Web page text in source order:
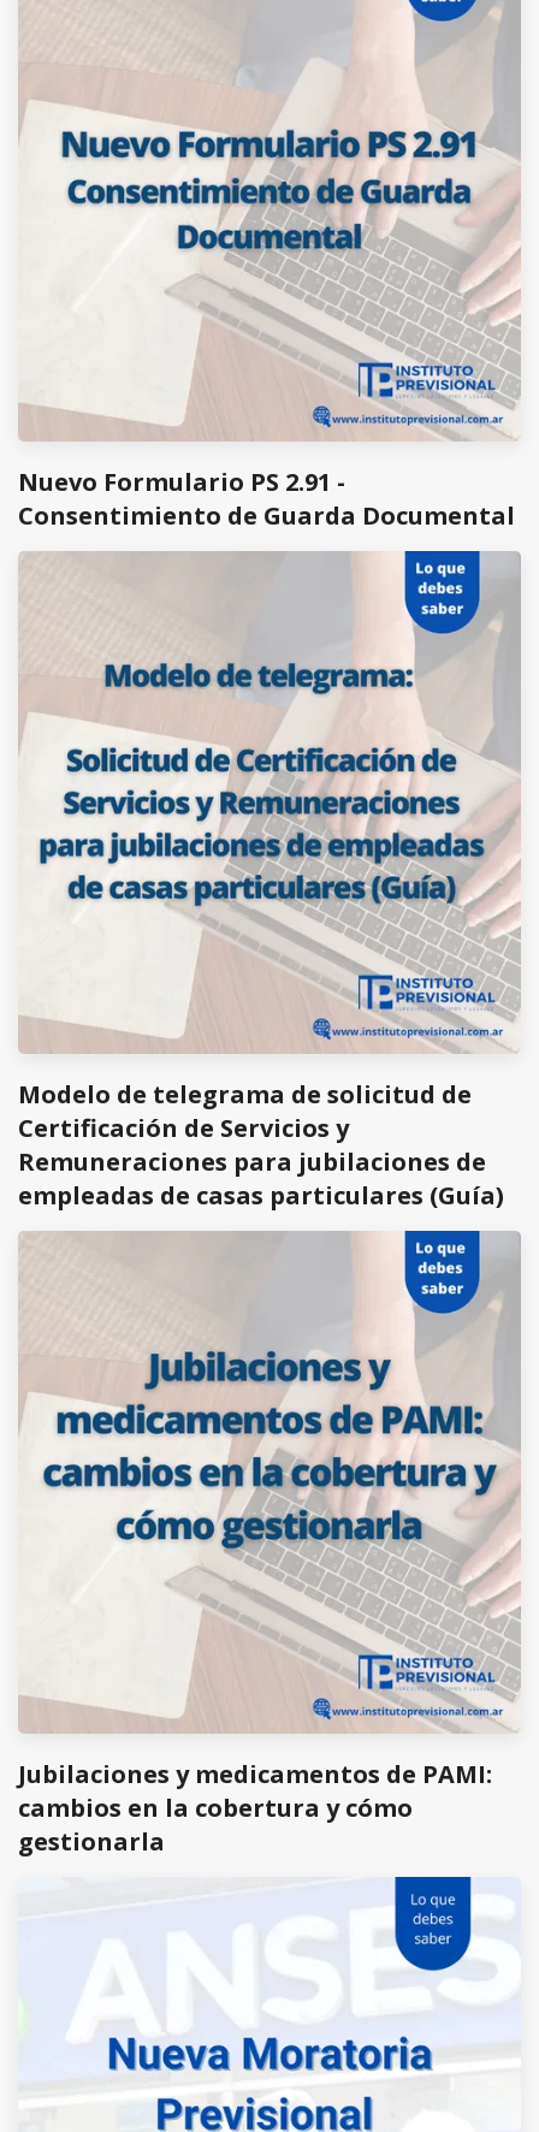
Nuevo Formulario PS 2.91 -
Consentimiento de Guarda Documental
Modelo de telegrama de solicitud de
Certificación de Servicios y
Remuneraciones para jubilaciones de
empleadas de casas particulares (Guía)
Jubilaciones y medicamentos de PAMI:
cambios en la cobertura y cómo
gestionarla